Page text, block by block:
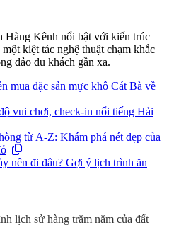
Hàng Kênh nổi bật với kiến trúc
kiệt tác nghệ thuật chạm khắc
đảo du khách gần xa.
mua đặc sản mực khô Cát Bà về
vui chơi, check-in nổi tiếng Hải
từ A-Z: Khám phá nét đẹp của
nên đi đâu? Gợi ý lịch trình ăn
lịch sử hàng trăm năm của đất